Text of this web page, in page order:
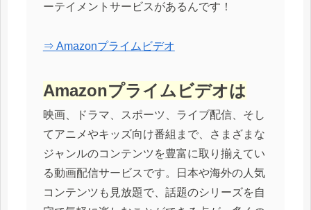
ーテイメントサービスがあるんです！
⇒ Amazonプライムビデオ
Amazonプライムビデオは
映画、ドラマ、スポーツ、ライブ配信、そし
てアニメやキッズ向け番組まで、さまざまな
ジャンルのコンテンツを豊富に取り揃えてい
る動画配信サービスです。日本や海外の人気
コンテンツも見放題で、話題のシリーズを自